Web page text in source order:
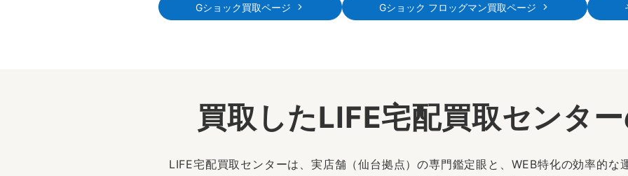
Gショック買取ページ Gショック フロッグマン買取ページ
買取したLIFE宅配買取センタ
LIFE宅配買取センターは、実店舗（仙台拠点）の専門鑑定眼と、WEB特化の効率的な